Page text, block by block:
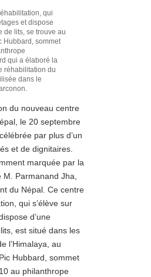
qui
et dispose
de lits, se trouve au
Hubbard, sommet
qui a élaboré la
réhabilitation du
dans le
du nouveau centre
le 20 septembre
par plus d’un
et de dignitaires.
marquée par la
M. Parmanand Jha,
du Népal. Ce centre
qui s’élève sur
d’une
est situé dans les
l’Himalaya, au
Hubbard, sommet
au philanthrope